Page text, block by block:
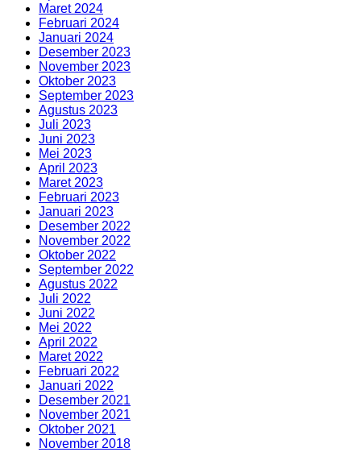
Maret 2024
Februari 2024
Januari 2024
Desember 2023
November 2023
Oktober 2023
September 2023
Agustus 2023
Juli 2023
Juni 2023
Mei 2023
April 2023
Maret 2023
Februari 2023
Januari 2023
Desember 2022
November 2022
Oktober 2022
September 2022
Agustus 2022
Juli 2022
Juni 2022
Mei 2022
April 2022
Maret 2022
Februari 2022
Januari 2022
Desember 2021
November 2021
Oktober 2021
November 2018